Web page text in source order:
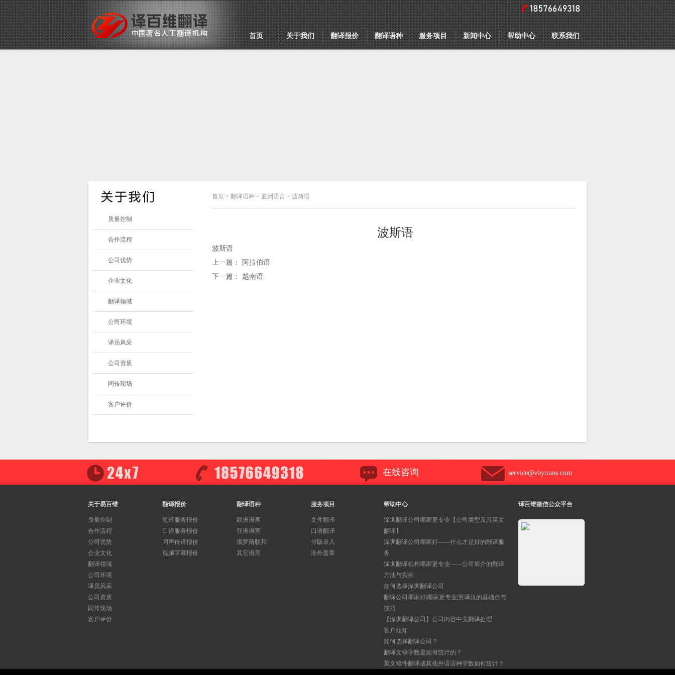
首页 关于我们 翻译报价 翻译语种 服务项目 新闻中心 帮助中心 联系我们
质量控制
合作流程
公司优势
企业文化
翻译领域
公司环境
译员风采
公司资质
同传现场
客户评价
首页 > 翻译语种 > 亚洲语言 > 波斯语
波斯语
波斯语
上一篇：
阿拉伯语
下一篇： 越南语
在线咨询 service@ebytrans.com
关于易百维
质量控制
合作流程
公司优势
企业文化
翻译领域
公司环境
译员风采
公司资质
同传现场
客户评价
翻译报价
笔译服务报价
口译服务报价
同声传译报价
视频字幕报价
翻译语种
欧洲语言
亚洲语言
俄罗斯联邦
其它语言
服务项目
文件翻译
口语翻译
排版录入
涉外盖章
帮助中心
深圳翻译公司哪家更专业【公司类型及其英文
翻译】
深圳翻译公司哪家好——什么才是好的翻译服
务
深圳翻译机构哪家更专业——公司简介的翻译
方法与实例
如何选择深圳翻译公司
翻译公司哪家好|哪家更专业|英译汉的基础点与
技巧​
【深圳翻译公司】公司内容中文翻译处理
客户须知
如何选择翻译公司？
翻译文稿字数是如何统计的？
英文稿件翻译成其他外语语种字数如何统计？
译百维微信公众平台